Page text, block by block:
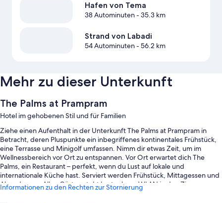
Hafen von Tema
38 Autominuten- 35.3 km
Strand von Labadi
54 Autominuten- 56.2 km
Mehr zu dieser Unterkunft
The Palms at Prampram
Hotel im gehobenen Stil und für Familien
Ziehe einen Aufenthalt in der Unterkunft The Palms at Prampram in
Betracht, deren Pluspunkte ein inbegriffenes kontinentales Frühstück,
eine Terrasse und Minigolf umfassen. Nimm dir etwas Zeit, um im
Wellnessbereich vor Ort zu entspannen. Vor Ort erwartet dich The
Palms, ein Restaurant – perfekt, wenn du Lust auf lokale und
internationale Küche hast. Serviert werden Frühstück, Mittagessen und
Abendessen. Allen Gästen steht kostenloses WLAN in den Zimmern zur
Verfügung. Ebenso wird dein Aufenthalt durch einen Kinderspielplatz
Informationen zu den Rechten zur Stornierung